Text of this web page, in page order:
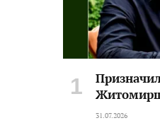
31.07.2026